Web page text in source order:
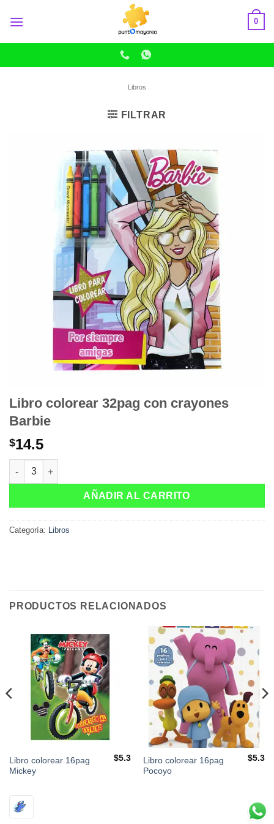
0
Libros
FILTRAR
Libro colorear 32pag con crayones
Barbie
$14.5
Libro colorear 32pag con crayones Barbie cantidad
AÑADIR AL CARRITO
Categoría: Libros
PRODUCTOS RELACIONADOS
Libro colorear 16pag
Mickey
$5.3
Libro colorear 16pag
Pocoyo
$5.3